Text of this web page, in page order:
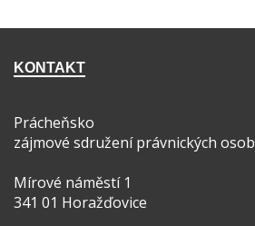
KONTAKT
Prácheňsko
zájmové sdružení právnických osob
Mírové náměstí 1
341 01 Horažďovice